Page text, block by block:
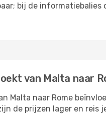
bij de
van Malta naar
Malta naar Rome
de prijzen lager en